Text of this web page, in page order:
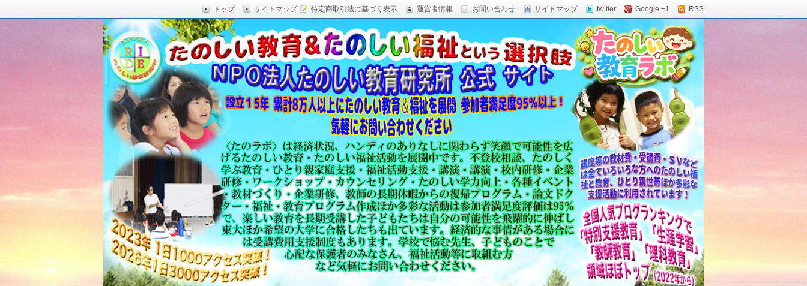
特定商取引法に基づく表示 運営者情報 お問い合わせ サイトマップ twitter Google +1 RSS
トップ サイトマップ
たのしい教育研究所（沖縄）公式サイト
楽しい授業,たのしい授業,楽しい自由研究,面白い自由研究,楽しい福祉活動,楽しい授業がした
い,RIDE,沖縄県 教育,たのしい授業,たのしい教育 日本一,Research Institute Delightful
Education,楽しい授業,教育技術,教育方法,内発的動機づけ,沖縄 学力問題,教材 ネタ,授業ネタ,学
力向上,教育技術,教育方法,沖縄 教育問題,enjoyable educationes,グッジョブ,カリスマ教師,沖縄
教員採用試験,沖縄 教育,たのしい教育,沖縄の学力,仮説実験授業,たのしい講演,楽しい講演,楽しい
科学,たのしい科学,たのしく学び 一生ものの「賢さ・学力」を,自由研究,いっきゅう先生,いっきゅ
う,いっきゅうハカセ,アドラー 心理学,面白い,沖縄 学力問題,授業名人,RIDE,PEALカウンセリン
グ,教員採用試験,名人,採用試験,合格,セミナー,研修,板倉聖宣,ＬＥＡＰカウンセリング,LEAP,学力
向上,沖縄の教育,たのしい学力,補習,読み語り,読み聞かせ,授業ネタ,授業アイディア,教育をたのし
さでクリエイトするプロフェッショなる集団,学ぶこと本来のたのしさと賢さを沖縄から世界へ,設
立四年で17000人以上に授業を実施,99％の高い評価,仮説実験授,楽しい学力向上,たのしい学力,自
由研究.しまくとぅば,島言葉,